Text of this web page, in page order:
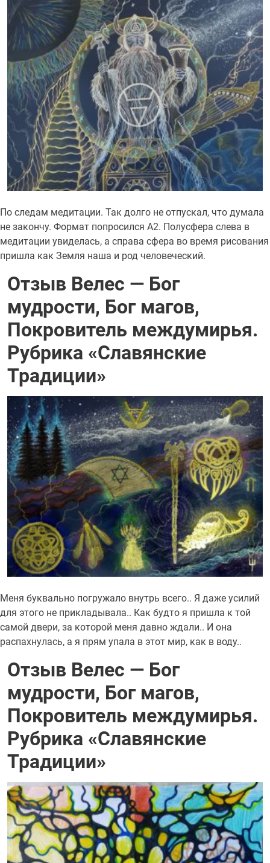
По следам медитации. Так долго не отпускал, что думала
не закончу. Формат попросился А2. Полусфера слева в
медитации увиделась, а справа сфера во время рисования
пришла как Земля наша и род человеческий.
Отзыв Велес — Бог
мудрости, Бог магов,
Покровитель междумирья.
Рубрика «Славянские
Традиции»
Меня буквально погружало внутрь всего.. Я даже усилий
для этого не прикладывала.. Как будто я пришла к той
самой двери, за которой меня давно ждали.. И она
распахнулась, а я прям упала в этот мир, как в воду..
Отзыв Велес — Бог
мудрости, Бог магов,
Покровитель междумирья.
Рубрика «Славянские
Традиции»